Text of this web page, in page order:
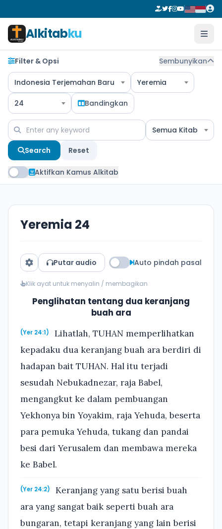
Alkitabku
Filter & Opsi Sembunyikan
Indonesia Terjemahan Baru Yeremia
24 Bandingkan
Semua Kitab
Search Reset
Aktifkan Kamus Alkitab
Yeremia 24
Putar audio Auto pindah pasal
Klik ayat untuk menyalin / membagikan
Penglihatan tentang dua keranjang
buah ara
(Yer 24:1)
Lihatlah, TUHAN memperlihatkan
kepadaku dua keranjang buah ara berdiri di
hadapan bait TUHAN. Hal itu terjadi
sesudah Nebukadnezar, raja Babel,
mengangkut ke dalam pembuangan
Yekhonya bin Yoyakim, raja Yehuda, beserta
para pemuka Yehuda, tukang dan pandai
besi dari Yerusalem dan membawa mereka
ke Babel.
(Yer 24:2)
Keranjang yang satu berisi buah
ara yang sangat baik seperti buah ara
bungaran, tetapi keranjang yang lain berisi